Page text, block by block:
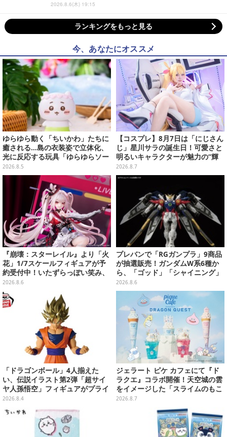
2026.8.6(木) 19:15
ランキングをもっと見る
今、あなたにオススメ
ゆらゆら動く「ちいかわ」たちに
癒される…島の衣装姿で立体化、
光に反応する玩具「ゆらゆらソー
ラー」全8種が全国アミューズメ
ント施設にて展開
2026.8.5
【コスプレ】8月7日は「にじさん
じ」星川サラの誕生日！可愛さと
明るいキャラクターが魅力の“輝
く一番星”な美女レイヤーまとめ
【写真40枚】
2026.8.7
『崩壊：スターレイル』より「火
花」1/7スケールフィギュアが予
約受付中！いたずらっぽい笑み、
シルクハット型のステージが華や
かさを演出
2026.8.6
プレバンで「RGガンプラ」9商品
が抽選販売！ガンダムW系6種か
ら、「ゴッド」「シャイニング」
まで
2026.8.6
「ドラゴンボール」4人揃えた
い、伝説イラスト第2弾「超サイ
ヤ人孫悟空」フィギュアがプライ
ズ展開！ビッグサイズの「筋斗
雲」エアぐるみも
2026.8.4
ジェラート ピケ カフェにて『ド
ラクエ』コラボ開催！天空城の雲
をイメージした「スライムのもこ
もこ天空クレープ」などを提供
2026.8.7